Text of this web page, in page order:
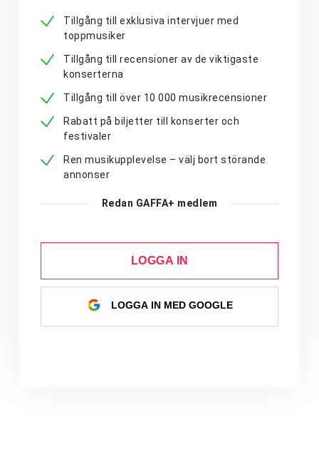
Tillgång till exklusiva intervjuer med
toppmusiker
Tillgång till recensioner av de viktigaste
konserterna
Tillgång till över 10 000 musikrecensioner
Rabatt på biljetter till konserter och
festivaler
Ren musikupplevelse – välj bort störande
annonser
Redan GAFFA+ medlem
LOGGA IN
LOGGA IN MED GOOGLE